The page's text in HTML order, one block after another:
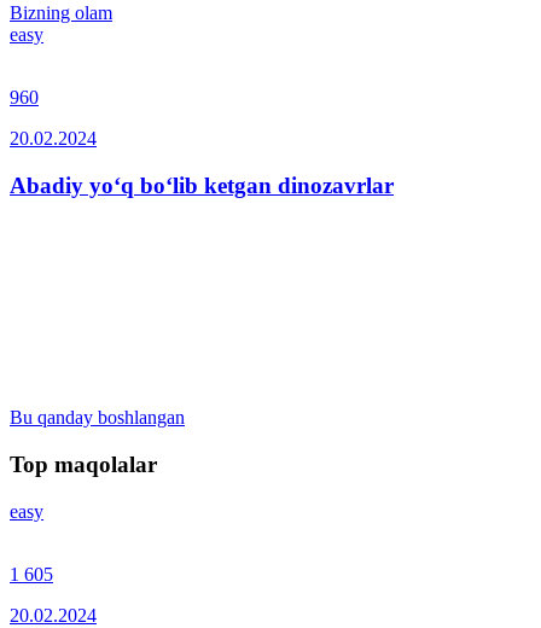
Bizning olam
easy
960
20.02.2024
Abadiy yo‘q bo‘lib ketgan dinozavrlar
Bu qanday boshlangan
Top maqolalar
easy
1 605
20.02.2024